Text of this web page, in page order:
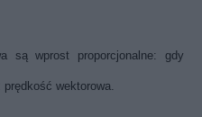
są wprost proporcjonalne: gdy
wektorowa.